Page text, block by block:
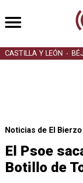
CASTILLA Y LEÓN
Noticias de El Bierzo
El Psoe
Botillo de